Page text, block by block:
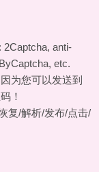
anti-
etc.
为您可以发送到
！
复/解析/发布/点击/